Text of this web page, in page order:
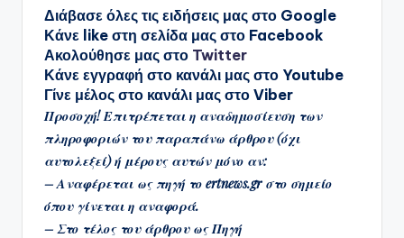
Διάβασε όλες τις ειδήσεις μας στο Google
Κάνε like στη σελίδα μας στο Facebook
Ακολούθησε μας στο Twitter
Κάνε εγγραφή στο κανάλι μας στο Youtube
Γίνε μέλος στο κανάλι μας στο Viber
Προσοχή! Επιτρέπεται η αναδημοσίευση των
πληροφοριών του παραπάνω άρθρου (όχι
αυτολεξεί) ή μέρους αυτών μόνο αν:
– Αναφέρεται ως πηγή το ertnews.gr στο σημείο
όπου γίνεται η αναφορά.
– Στο τέλος του άρθρου ως Πηγή